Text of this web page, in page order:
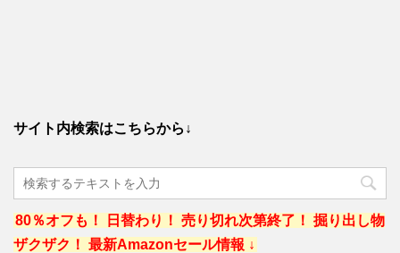
サイト内検索はこちらから↓
80％オフも！ 日替わり！ 売り切れ次第終了！ 掘り出し物
ザクザク！ 最新Amazonセール情報 ↓